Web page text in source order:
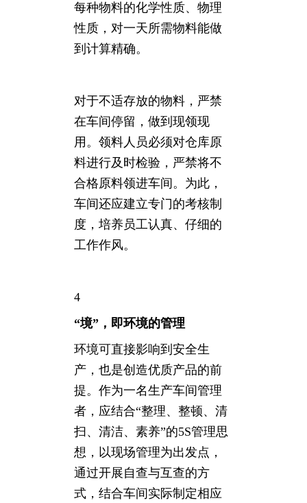
每种物料的化学性质、物理
性质，对一天所需物料能做
到计算精确。
对于不适存放的物料，严禁
在车间停留，做到现领现
用。领料人员必须对仓库原
料进行及时检验，严禁将不
合格原料领进车间。为此，
车间还应建立专门的考核制
度，培养员工认真、仔细的
工作作风。
4
“境”，即环境的管理
环境可直接影响到安全生
产，也是创造优质产品的前
提。作为一名生产车间管理
者，应结合“整理、整顿、清
扫、清洁、素养”的5S管理思
想，以现场管理为出发点，
通过开展自查与互查的方
式，结合车间实际制定相应